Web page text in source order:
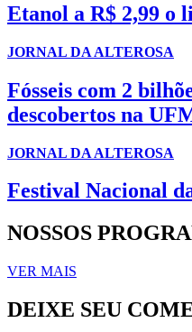
Etanol a R$ 2,99 o
JORNAL DA ALTEROSA
Fósseis com 2
descobertos na
JORNAL DA ALTEROSA
Festival Nacional
NOSSOS
VER MAIS
DEIXE SEU